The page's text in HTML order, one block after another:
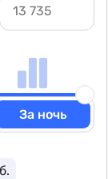
За ночь